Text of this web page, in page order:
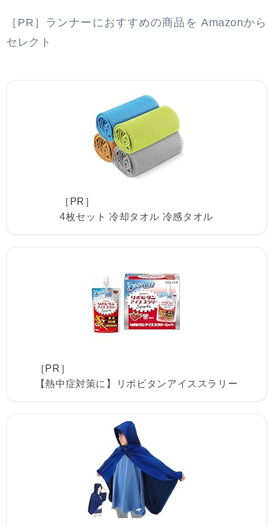
［PR］ランナーにおすすめの商品を Amazonから
セレクト
［PR］
4枚セット 冷却タオル 冷感タオル
［PR］
【熱中症対策に】リポビタンアイススラリー